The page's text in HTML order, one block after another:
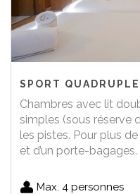
SPORT QUADRUPLE
Chambres avec lit
simples (sous réserve
les pistes. Pour plus
et d’un porte-bagages.
Max. 4 personnes